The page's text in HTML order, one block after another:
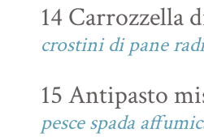
14 Carrozzella
crostini di pane
15 Antipasto
pesce spada